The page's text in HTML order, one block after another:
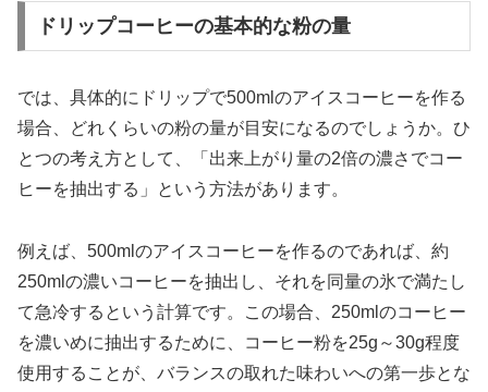
ドリップコーヒーの基本的な粉の量
では、具体的にドリップで500mlのアイスコーヒーを作る
場合、どれくらいの粉の量が目安になるのでしょうか。ひ
とつの考え方として、「出来上がり量の2倍の濃さでコー
ヒーを抽出する」という方法があります。
例えば、500mlのアイスコーヒーを作るのであれば、約
250mlの濃いコーヒーを抽出し、それを同量の氷で満たし
て急冷するという計算です。この場合、250mlのコーヒー
を濃いめに抽出するために、コーヒー粉を25g～30g程度
使用することが、バランスの取れた味わいへの第一歩とな